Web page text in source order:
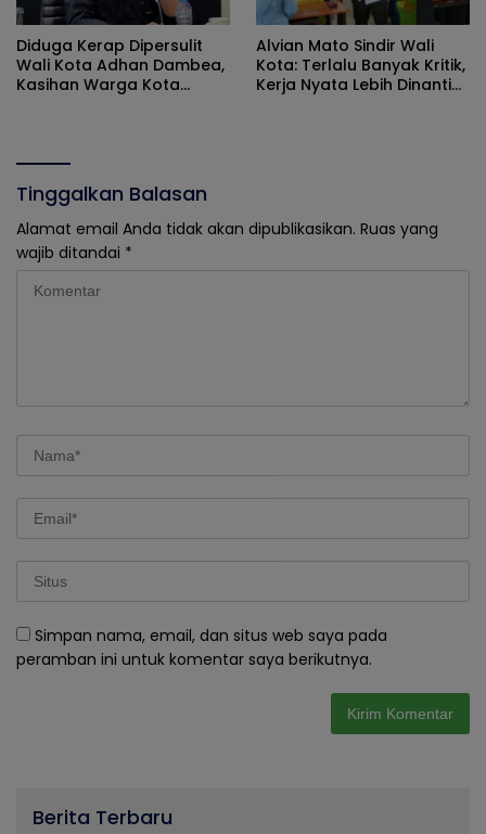
Diduga Kerap Dipersulit
Wali Kota Adhan Dambea,
Kasihan Warga Kota
Alvian Mato Sindir Wali
Kota: Terlalu Banyak Kritik,
Kerja Nyata Lebih Dinanti
Tinggalkan Balasan
Alamat email Anda tidak akan dipublikasikan. Ruas yang
wajib ditandai *
Simpan nama, email, dan situs web saya pada
peramban ini untuk komentar saya berikutnya.
Berita Terbaru